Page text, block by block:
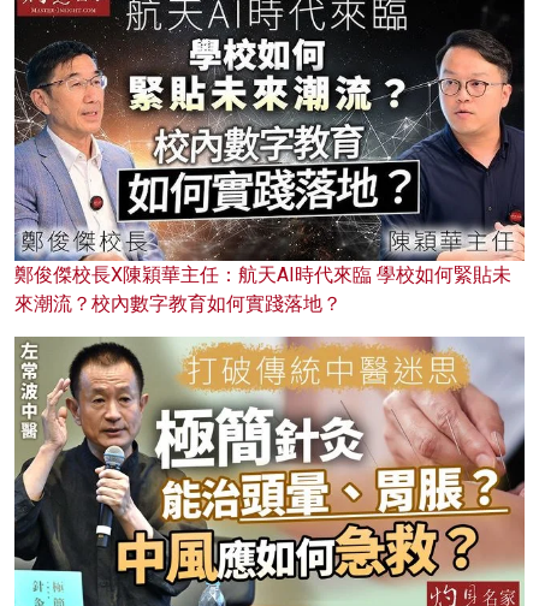
鄭俊傑校長X陳穎華主任：航天AI時代來臨 學校如何緊貼未
來潮流？校內數字教育如何實踐落地？